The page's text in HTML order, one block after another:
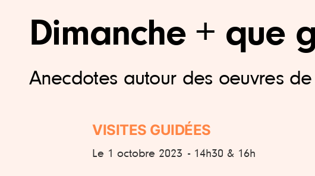
Dimanche + que
Anecdotes autour des oeuvres
VISITES GUIDÉES
Le 1 octobre 2023 - 14h30 & 16h